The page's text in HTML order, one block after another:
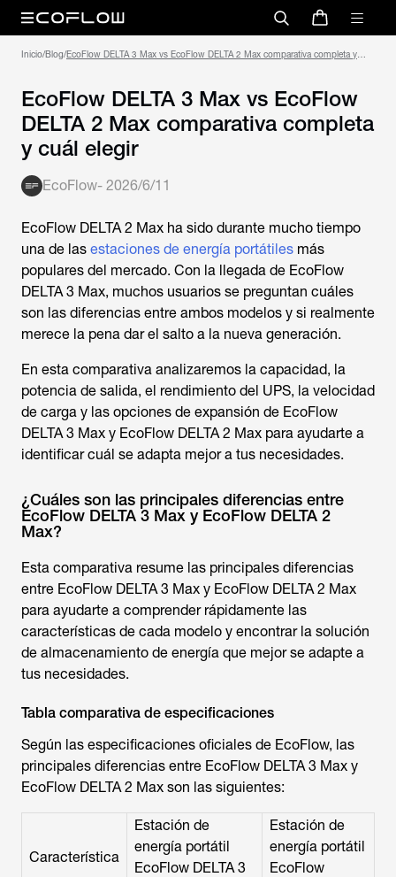
Inicio/Blog/EcoFlow DELTA 3 Max vs EcoFlow DELTA 2 Max comparativa completa y
EcoFlow DELTA 3 Max vs EcoFlow
DELTA 2 Max comparativa completa
y cuál elegir
EcoFlow- 2026/6/11
EcoFlow DELTA 2 Max ha sido durante mucho tiempo
una de las estaciones de energía portátiles más
populares del mercado. Con la llegada de EcoFlow
DELTA 3 Max, muchos usuarios se preguntan cuáles
son las diferencias entre ambos modelos y si realmente
merece la pena dar el salto a la nueva generación.
En esta comparativa analizaremos la capacidad, la
potencia de salida, el rendimiento del UPS, la velocidad
de carga y las opciones de expansión de EcoFlow
DELTA 3 Max y EcoFlow DELTA 2 Max para ayudarte a
identificar cuál se adapta mejor a tus necesidades.
¿Cuáles son las principales diferencias entre
EcoFlow DELTA 3 Max y EcoFlow DELTA 2
Max?
Esta comparativa resume las principales diferencias
entre EcoFlow DELTA 3 Max y EcoFlow DELTA 2 Max
para ayudarte a comprender rápidamente las
características de cada modelo y encontrar la solución
de almacenamiento de energía que mejor se adapte a
tus necesidades.
Tabla comparativa de especificaciones
Según las especificaciones oficiales de EcoFlow, las
principales diferencias entre EcoFlow DELTA 3 Max y
EcoFlow DELTA 2 Max son las siguientes:
Característica
Estación de
energía portátil
EcoFlow DELTA 3
Estación de
energía portátil
EcoFlow